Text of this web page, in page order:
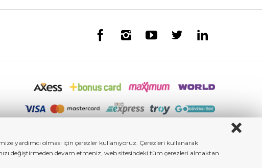
yardımcı olması için çerezler kullanıyoruz. Çerezleri kullanarak
değiştirmeden devam etmeniz, web sitesindeki tüm çerezleri almaktan